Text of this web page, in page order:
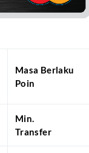
Masa Berlaku
Poin
Min.
Transfer